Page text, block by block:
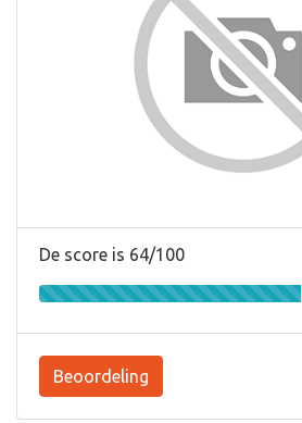
De score is 64/100
Beoordeling